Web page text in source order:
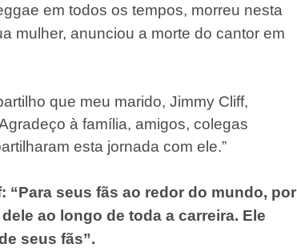
em todos os tempos, morreu nesta
mulher, anunciou a morte do cantor em
que meu marido, Jimmy Cliff,
à família, amigos, colegas
esta jornada com ele.”
“Para seus fãs ao redor do mundo, por
ao longo de toda a carreira. Ele
seus fãs”.